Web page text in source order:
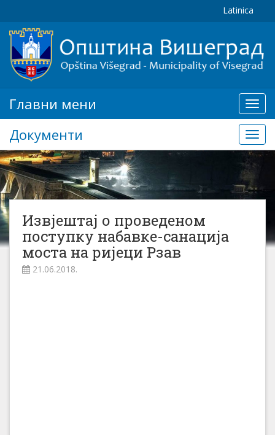
Latinica
мени
Главни мени
Документи
Извјештај о проведеном
поступку набавке-санација
моста на ријеци Рзав
21.06.2018.